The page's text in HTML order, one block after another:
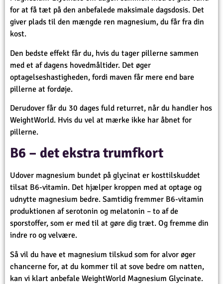
for at få tæt på den anbefalede maksimale dagsdosis. Det
giver plads til den mængde ren magnesium, du får fra din
kost.
Den bedste effekt får du, hvis du tager pillerne sammen
med et af dagens hovedmåltider. Det øger
optagelseshastigheden, fordi maven får mere end bare
pillerne at fordøje.
Derudover får du 30 dages fuld returret, når du handler hos
WeightWorld. Hvis du vel at mærke ikke har åbnet for
pillerne.
B6 – det ekstra trumfkort
Udover magnesium bundet på glycinat er kosttilskuddet
tilsat B6-vitamin. Det hjælper kroppen med at optage og
udnytte magnesium bedre. Samtidig fremmer B6-vitamin
produktionen af serotonin og melatonin – to af de
sporstoffer, som er med til at gøre dig træt. Og fremme din
indre ro og velvære.
Så vil du have et magnesium tilskud som for alvor øger
chancerne for, at du kommer til at sove bedre om natten,
kan vi klart anbefale WeightWorld Magnesium Glycinate.